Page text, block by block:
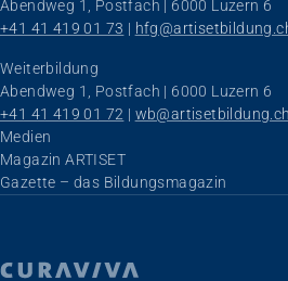
Abendweg 1, Postfach | 6000 Luzern 6
+41 41 419 01 73 |
Weiterbildung
Abendweg 1, Postfach | 6000 Luzern 6
+41 41 419 01 72 | wb@artisetbildung.ch
Navigation überspringen
Medien
Magazin ARTISET
Gazette – das Bildungsmagazin